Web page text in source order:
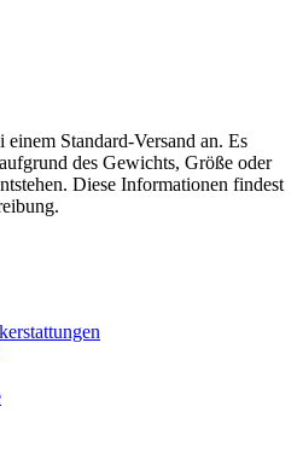
Standard-Versand an. Es
des Gewichts, Größe oder
Diese Informationen findest